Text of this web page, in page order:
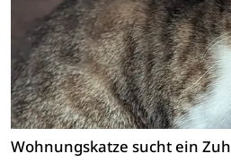
Wohnungskatze sucht ein